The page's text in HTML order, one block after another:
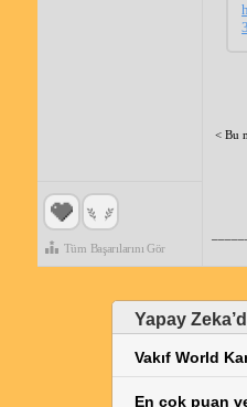
Tüm Başarılarını Gör
3
< Bu
Yapay
Vakıf World
En çok puan